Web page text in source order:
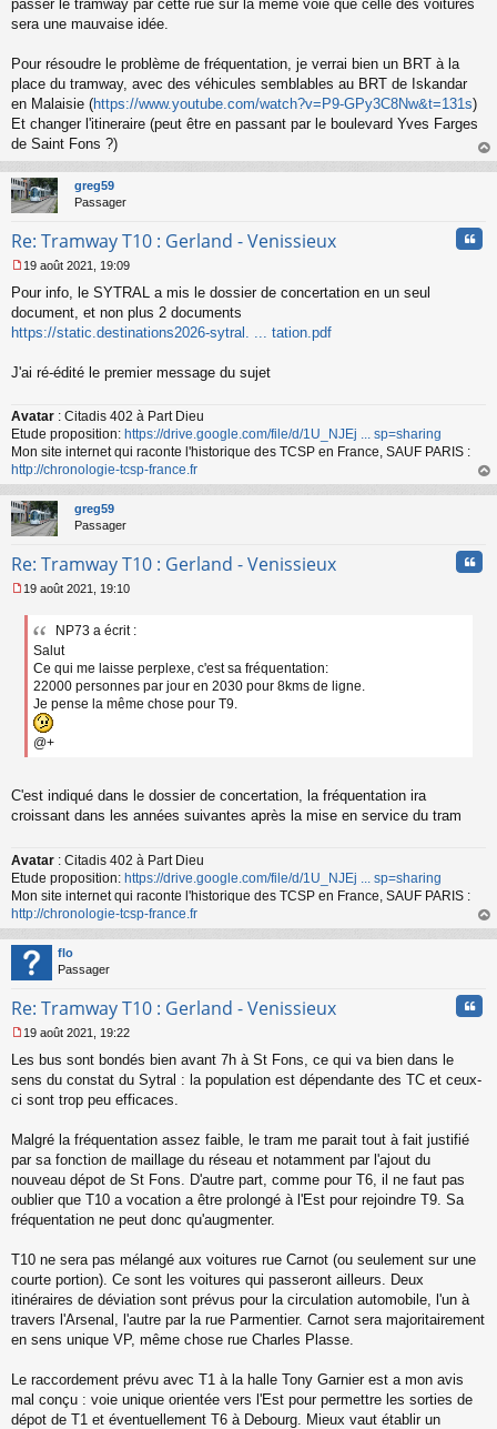
passer le tramway par cette rue sur la même voie que celle des voitures
sera une mauvaise idée.
Pour résoudre le problème de fréquentation, je verrai bien un BRT à la
place du tramway, avec des véhicules semblables au BRT de Iskandar
en Malaisie (https://www.youtube.com/watch?v=P9-GPy3C8Nw&t=131s)
Et changer l'itineraire (peut être en passant par le boulevard Yves Farges
de Saint Fons ?)
au
greg59
Passager
Re: Tramway T10 : Gerland - Venissieux
e
s
s
a
e
o
u
19 août 2021, 19:09
Pour info, le SYTRAL a mis le dossier de concertation en un seul
document, et non plus 2 documents
https://static.destinations2026-sytral. ... tation.pdf
J'ai ré-édité le premier message du sujet
Avatar : Citadis 402 à Part Dieu
Etude proposition: https://drive.google.com/file/d/1U_NJEj ... sp=sharing
Mon site internet qui raconte l'historique des TCSP en France, SAUF PARIS :
http://chronologie-tcsp-france.fr
au
greg59
Passager
Re: Tramway T10 : Gerland - Venissieux
e
19 août 2021, 19:10
NP73 a écrit :
Salut
Ce qui me laisse perplexe, c'est sa fréquentation:
22000 personnes par jour en 2030 pour 8kms de ligne.
Je pense la même chose pour T9.
@+
C'est indiqué dans le dossier de concertation, la fréquentation ira
croissant dans les années suivantes après la mise en service du tram
Avatar : Citadis 402 à Part Dieu
Etude proposition: https://drive.google.com/file/d/1U_NJEj ... sp=sharing
Mon site internet qui raconte l'historique des TCSP en France, SAUF PARIS :
http://chronologie-tcsp-france.fr
au
flo
Passager
Re: Tramway T10 : Gerland - Venissieux
e
s
s
e
n
o
n
l
u
19 août 2021, 19:22
Les bus sont bondés bien avant 7h à St Fons, ce qui va bien dans le
sens du constat du Sytral : la population est dépendante des TC et ceux-
ci sont trop peu efficaces.
Malgré la fréquentation assez faible, le tram me parait tout à fait justifié
par sa fonction de maillage du réseau et notamment par l'ajout du
nouveau dépot de St Fons. D'autre part, comme pour T6, il ne faut pas
oublier que T10 a vocation a être prolongé à l'Est pour rejoindre T9. Sa
fréquentation ne peut donc qu'augmenter.
T10 ne sera pas mélangé aux voitures rue Carnot (ou seulement sur une
courte portion). Ce sont les voitures qui passeront ailleurs. Deux
itinéraires de déviation sont prévus pour la circulation automobile, l'un à
travers l'Arsenal, l'autre par la rue Parmentier. Carnot sera majoritairement
en sens unique VP, même chose rue Charles Plasse.
Le raccordement prévu avec T1 à la halle Tony Garnier est a mon avis
mal conçu : voie unique orientée vers l'Est pour permettre les sorties de
dépot de T1 et éventuellement T6 à Debourg. Mieux vaut établir un